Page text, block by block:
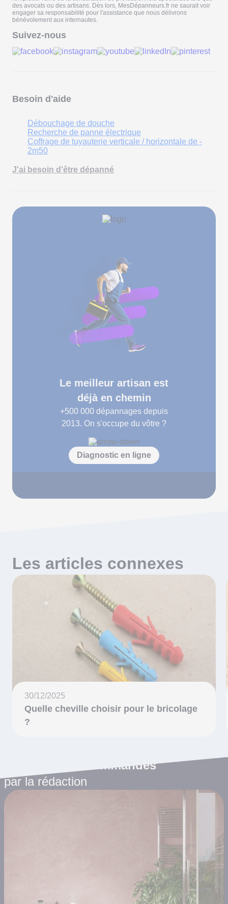
des avocats ou des artisans. Dès lors, MesDépanneurs.fr ne saurait voir
engager sa responsabilité pour l'assistance que nous délivrons
bénévolement aux internautes.
Suivez-nous
Besoin d'aide
Débouchage de douche
Recherche de panne électrique
Coffrage de tuyauterie verticale / horizontale de -
2m50
J'ai besoin d'être dépanné
Le meilleur artisan est
déjà en chemin
+500 000 dépannages depuis
2013. On s'occupe du vôtre ?
Diagnostic en ligne
Les articles connexes
30/12/2025
Quelle cheville choisir pour le bricolage
?
Les articles recommandés
par la rédaction